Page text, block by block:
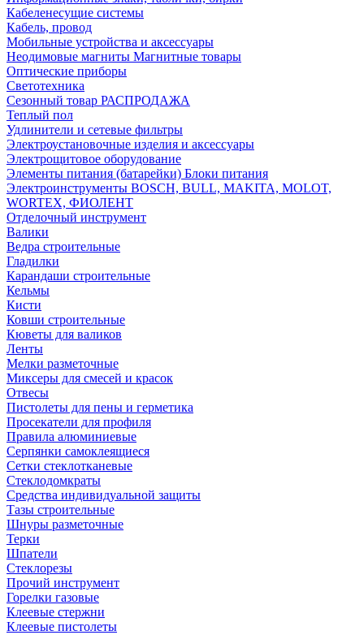
Кабеленесущие системы
Кабель, провод
Мобильные устройства и аксессуары
Неодимовые магниты Магнитные товары
Оптические приборы
Светотехника
Сезонный товар РАСПРОДАЖА
Теплый пол
Удлинители и сетевые фильтры
Электроустановочные изделия и аксессуары
Электрощитовое оборудование
Элементы питания (батарейки) Блоки питания
Электроинструменты BOSCH, BULL, MAKITA, MOLOT,
WORTEX, ФИОЛЕНТ
Отделочный инструмент
Валики
Ведра строительные
Гладилки
Карандаши строительные
Кельмы
Кисти
Ковши строительные
Кюветы для валиков
Ленты
Мелки разметочные
Миксеры для смесей и красок
Отвесы
Пистолеты для пены и герметика
Просекатели для профиля
Правила алюминиевые
Серпянки самоклеящиеся
Сетки стеклотканевые
Стеклодомкраты
Средства индивидуальной защиты
Тазы строительные
Шнуры разметочные
Терки
Шпатели
Стеклорезы
Прочий инструмент
Горелки газовые
Клеевые стержни
Клеевые пистолеты